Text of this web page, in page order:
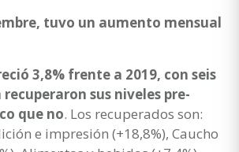
tuvo un aumento mensual
3,8% frente a 2019, con seis
sus niveles pre-
que no. Los recuperados son:
e impresión (+18,8%), Caucho